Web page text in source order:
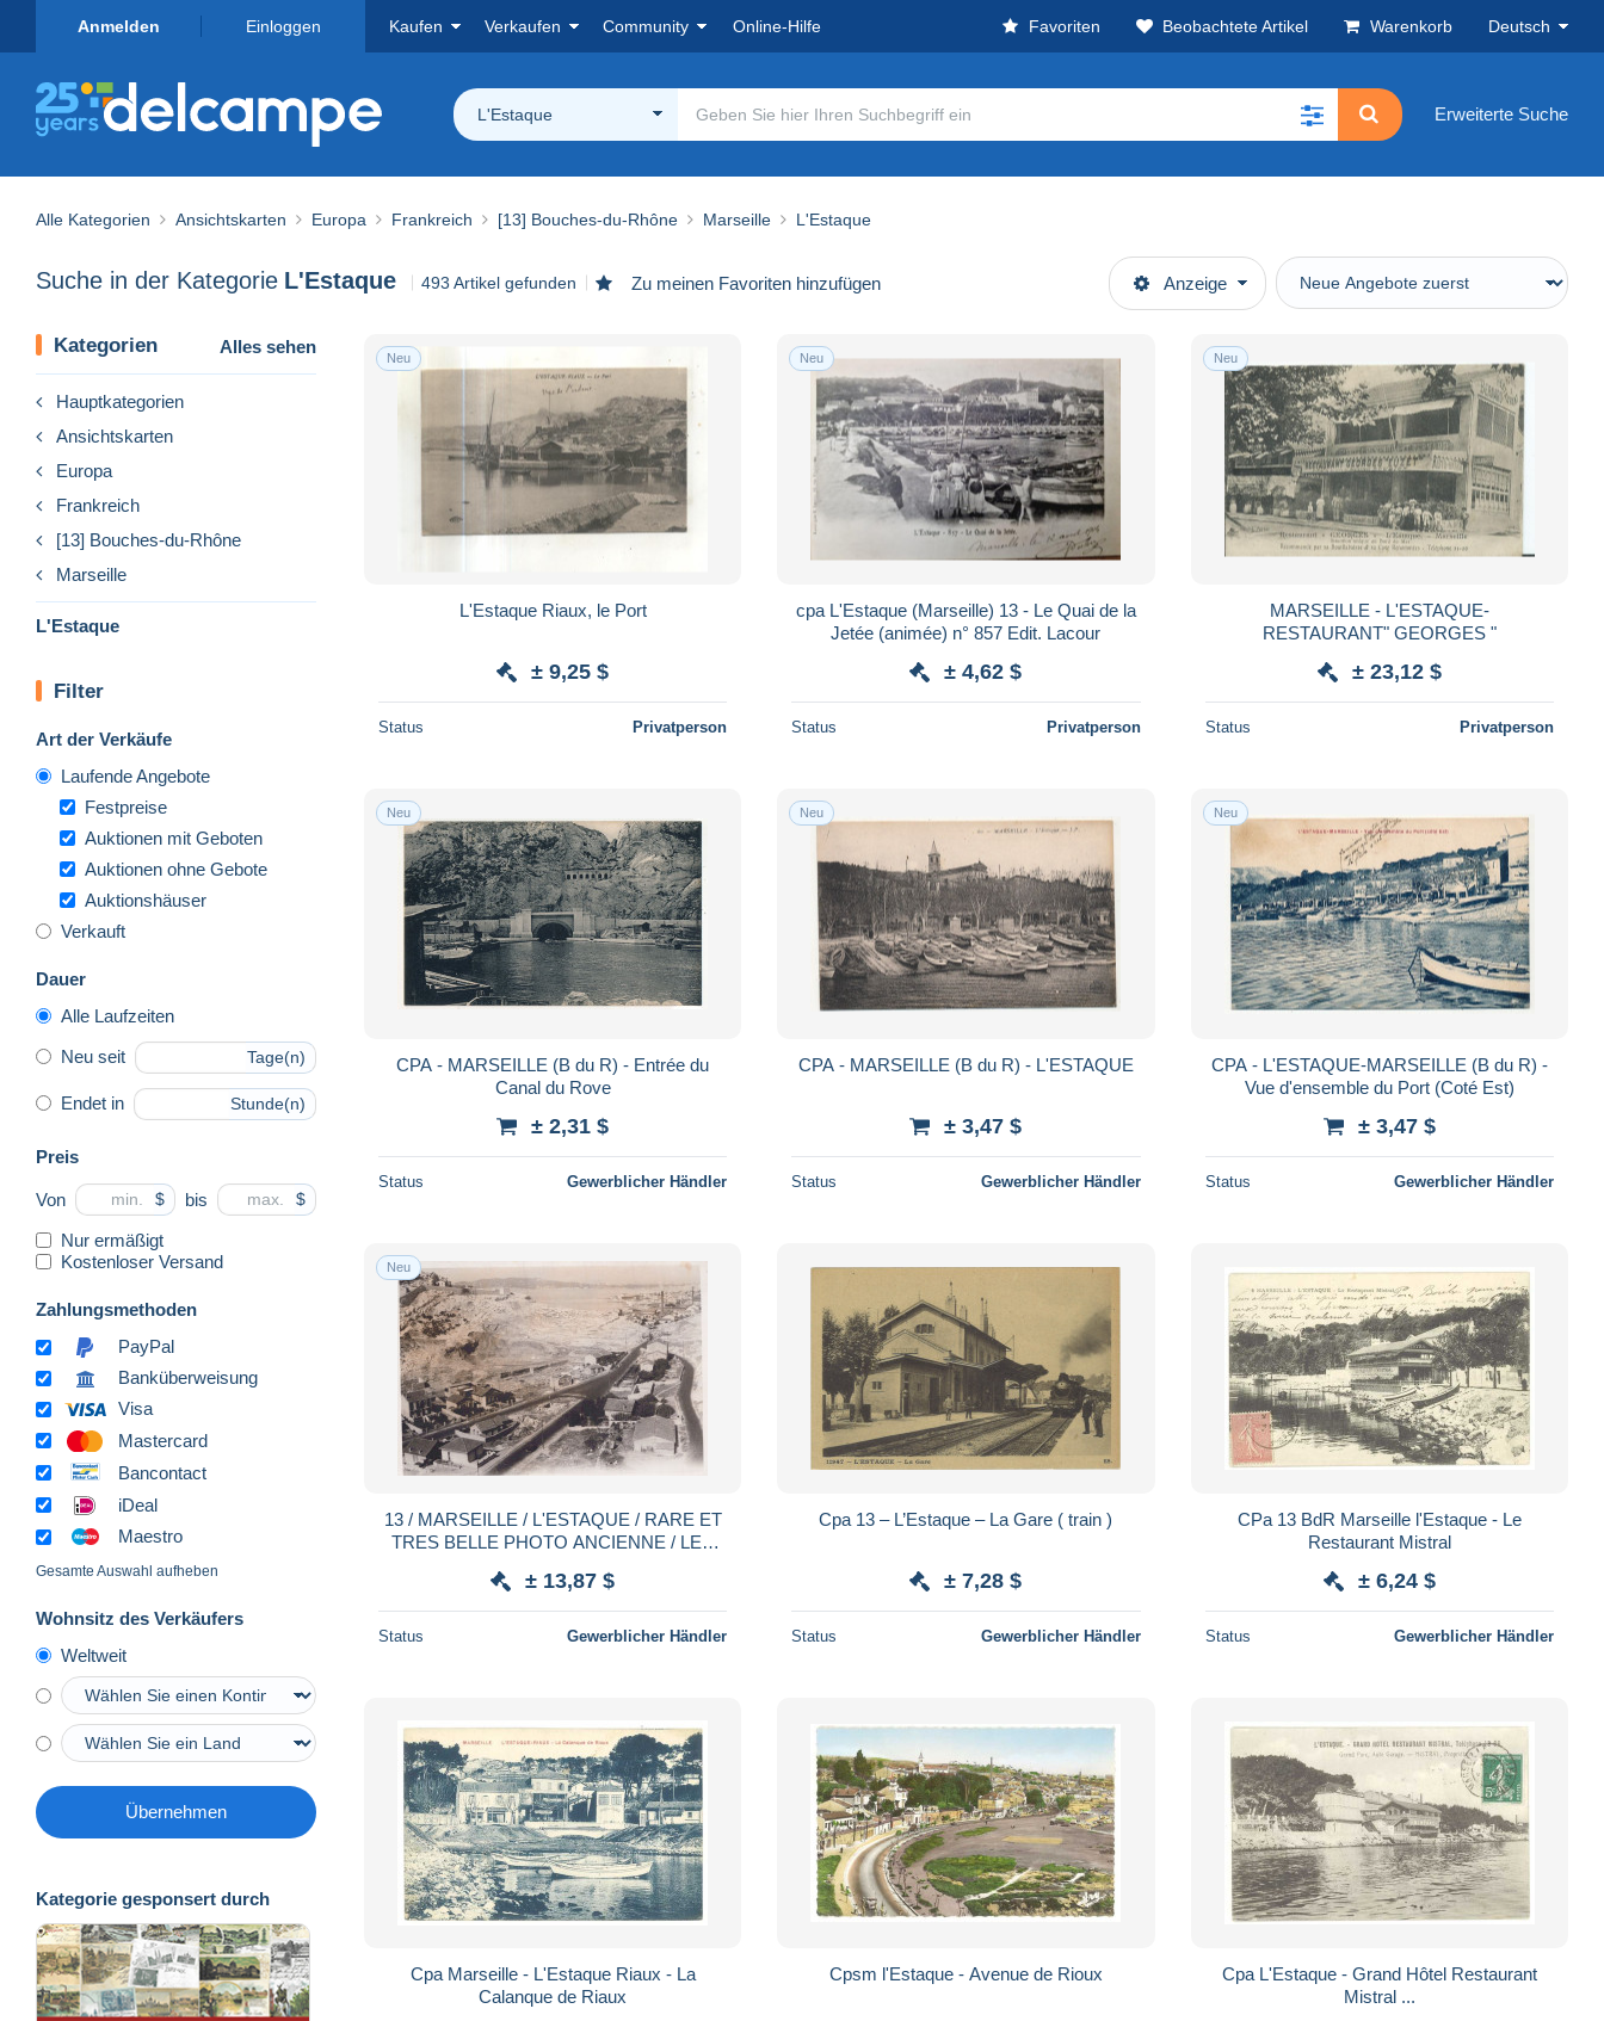
Anmelden Einloggen Kaufen Verkaufen Community Online-Hilfe Favoriten Beobachtete Artikel Warenkorb Deutsch
L'Estaque Erweiterte Suche
Alle Kategorien Ansichtskarten Europa Frankreich [13] Bouches-du-Rhône Marseille L'Estaque
Suche in der Kategorie L'Estaque 493 Artikel gefunden Zu meinen Favoriten hinzufügen Anzeige
Kategorien Alles sehen
Hauptkategorien
Ansichtskarten
Europa
Frankreich
[13] Bouches-du-Rhône
Marseille
L'Estaque
Filter
Art der Verkäufe
Laufende Angebote
Festpreise
Auktionen mit Geboten
Auktionen ohne Gebote
Auktionshäuser
Verkauft
Dauer
Alle Laufzeiten
Neu seit Tage(n)
Endet in Stunde(n)
Preis
Von $ bis $
Nur ermäßigt
Kostenloser Versand
Zahlungsmethoden
PayPal
Banküberweisung
Visa
Mastercard
Bancontact
iDeal
Maestro
Gesamte Auswahl aufheben
Wohnsitz des Verkäufers
Weltweit
Übernehmen
Kategorie gesponsert durch
Neu
L'Estaque Riaux, le Port
± 9,25 $
Status Privatperson
Neu
cpa L'Estaque (Marseille) 13 - Le Quai de la
Jetée (animée) n° 857 Edit. Lacour
± 4,62 $
Status Privatperson
Neu
MARSEILLE - L'ESTAQUE-
RESTAURANT" GEORGES "
± 23,12 $
Status Privatperson
Neu
CPA - MARSEILLE (B du R) - Entrée du
Canal du Rove
± 2,31 $
Status Gewerblicher Händler
Neu
CPA - MARSEILLE (B du R) - L'ESTAQUE
± 3,47 $
Status Gewerblicher Händler
Neu
CPA - L'ESTAQUE-MARSEILLE (B du R) -
Vue d'ensemble du Port (Coté Est)
± 3,47 $
Status Gewerblicher Händler
Neu
13 / MARSEILLE / L'ESTAQUE / RARE ET
TRES BELLE PHOTO ANCIENNE / LES
± 13,87 $
Status Gewerblicher Händler
Cpa 13 – L’Estaque – La Gare ( train )
± 7,28 $
Status Gewerblicher Händler
CPa 13 BdR Marseille l'Estaque - Le
Restaurant Mistral
± 6,24 $
Status Gewerblicher Händler
Cpa Marseille - L'Estaque Riaux - La
Calanque de Riaux
Cpsm l'Estaque - Avenue de Rioux
Cpa L'Estaque - Grand Hôtel Restaurant
Mistral ...